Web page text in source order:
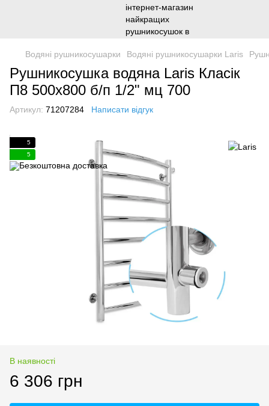
Водяні рушникосушарки Водяні рушникосушарки Laris
Рушникосушка водяна Laris Класік
П8 500х800 б/п 1/2" мц 700
Артикул: 71207284 Написати відгук
5
5
В наявності
6 306 грн